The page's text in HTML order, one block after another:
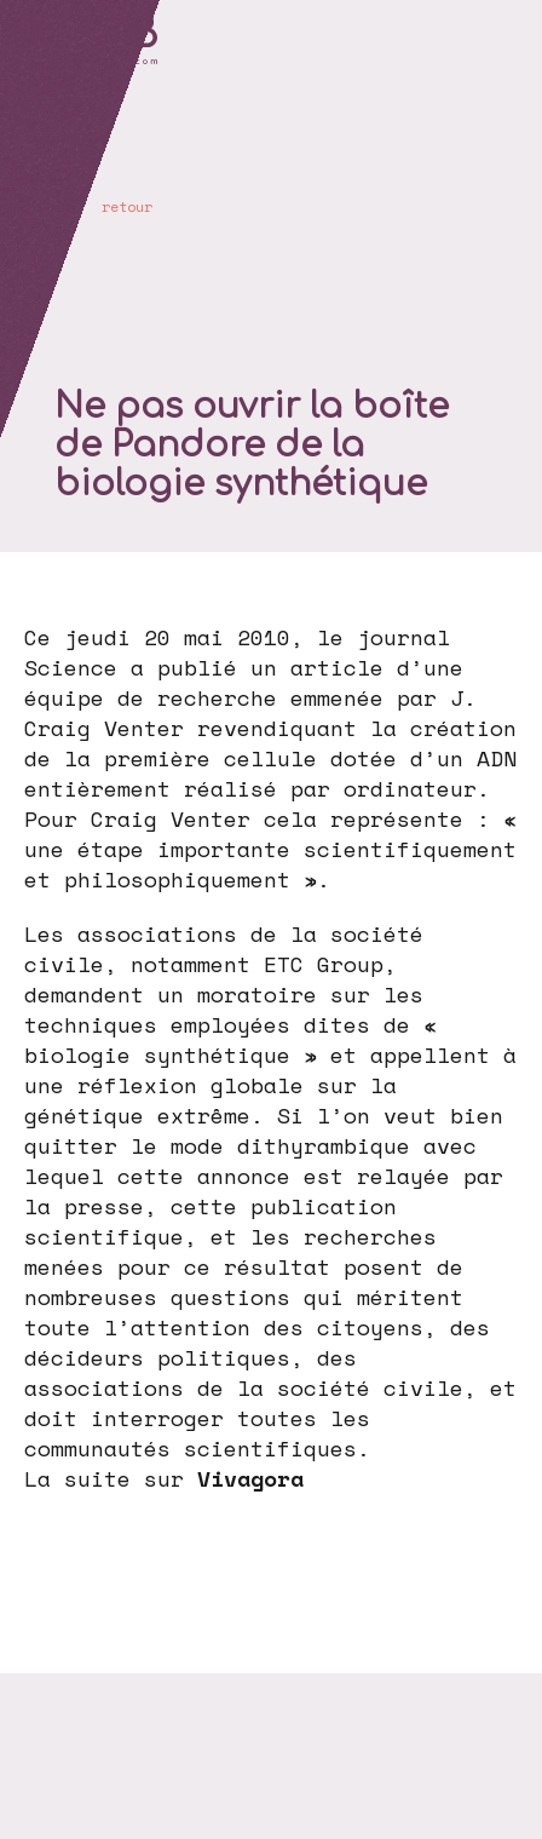
retour
Ne pas ouvrir la boîte
de Pandore de la
biologie synthétique
Ce jeudi 20 mai 2010, le journal
Science a publié un article d’une
équipe de recherche emmenée par J.
Craig Venter revendiquant la création
de la première cellule dotée d’un ADN
entièrement réalisé par ordinateur.
Pour Craig Venter cela représente : «
une étape importante scientifiquement
et philosophiquement ».
Les associations de la société
civile, notamment ETC Group,
demandent un moratoire sur les
techniques employées dites de «
biologie synthétique » et appellent à
une réflexion globale sur la
génétique extrême. Si l’on veut bien
quitter le mode dithyrambique avec
lequel cette annonce est relayée par
la presse, cette publication
scientifique, et les recherches
menées pour ce résultat posent de
nombreuses questions qui méritent
toute l’attention des citoyens, des
décideurs politiques, des
associations de la société civile, et
doit interroger toutes les
communautés scientifiques.
La suite sur Vivagora